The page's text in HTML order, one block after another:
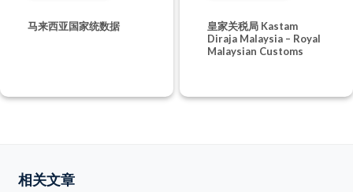
马来西亚国家统数据
皇家关税局 Kastam
Diraja Malaysia – Royal
Malaysian Customs
相关文章